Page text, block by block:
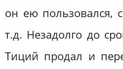
он ею пользовался,
т.д. Незадолго до
Тиций продал и